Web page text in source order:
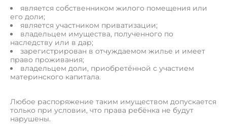
является собственником жилого помещения или
его доли;
является участником приватизации;
владельцем имущества, полученного по
наследству или в дар;
зарегистрирован в отчуждаемом жилье и имеет
право проживания;
владельцем доли, приобретённой с участием
материнского капитала.
Любое распоряжение таким имуществом допускается
только при условии, что права ребёнка не будут
нарушены.